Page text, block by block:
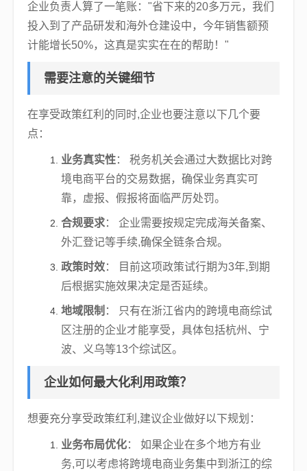
企业负责人算了一笔账："省下来的20多万元，我们
投入到了产品研发和海外仓建设中，今年销售额预
计能增长50%，这真是实实在在的帮助！"
需要注意的关键细节
在享受政策红利的同时,企业也要注意以下几个要
点：
业务真实性： 税务机关会通过大数据比对跨
境电商平台的交易数据，确保业务真实可
靠，虚报、假报将面临严厉处罚。
合规要求： 企业需要按规定完成海关备案、
外汇登记等手续,确保全链条合规。
政策时效： 目前这项政策试行期为3年,到期
后根据实施效果决定是否延续。
地域限制 ： 只有在浙江省内的跨境电商综试
区注册的企业才能享受，具体包括杭州、宁
波、义乌等13个综试区。
企业如何最大化利用政策？
想要充分享受政策红利,建议企业做好以下规划：
业务布局优化： 如果企业在多个地方有业
务,可以考虑将跨境电商业务集中到浙江的综